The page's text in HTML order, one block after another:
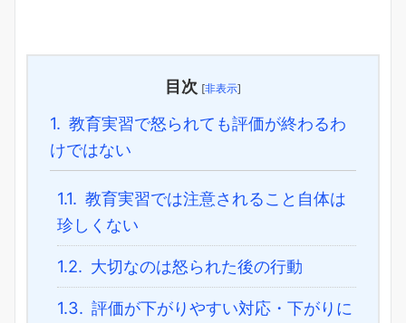
目次 [非表示]
1. 教育実習で怒られても評価が終わるわ
けではない
1.1. 教育実習では注意されること自体は
珍しくない
1.2. 大切なのは怒られた後の行動
1.3. 評価が下がりやすい対応・下がりに